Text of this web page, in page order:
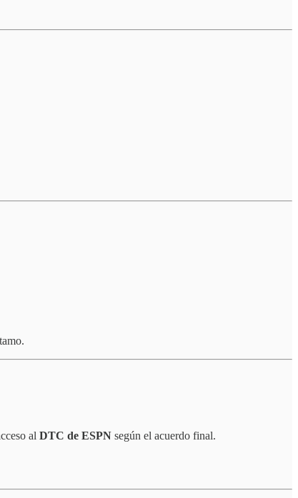
al DTC de ESPN según el acuerdo final.